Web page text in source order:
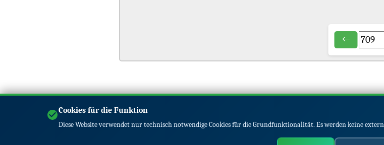
Cookies für die Funktion
Diese Website verwendet nur technisch notwendige Cookies für die Grundfunktionalität. Es werden keine